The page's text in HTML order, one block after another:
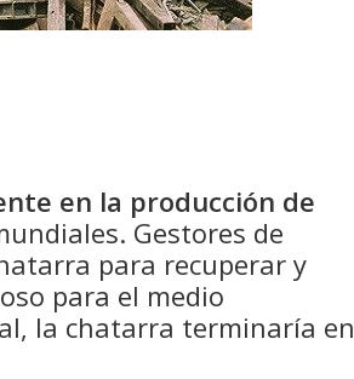
en la producción de
Gestores de
para recuperar y
para el medio
la chatarra terminaría en